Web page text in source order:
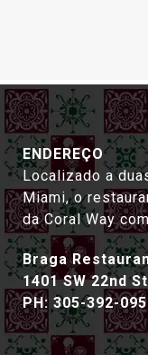
ENDEREÇO
Localizado a
Miami, o
da Coral Way
Braga
1401 SW 22nd
PH: 305-392-